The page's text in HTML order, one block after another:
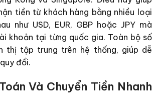
tiền từ khách hàng bằng nhiều loại
như USD, EUR, GBP hoặc JPY mà
khoản tại từng quốc gia. Toàn bộ số
thị tập trung trên hệ thống, giúp dễ
đổi.
Và Chuyển Tiền Nhanh